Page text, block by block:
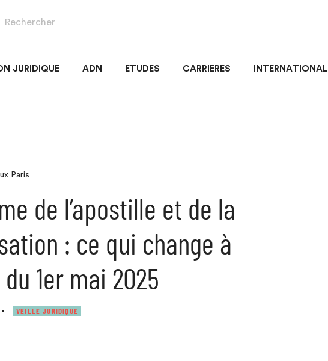
JURIDIQUE ADN ÉTUDES CARRIÈRES INTERNATIONAL
Paris
de l’apostille et de la
: ce qui change à
1er mai 2025
• VEILLE JURIDIQUE